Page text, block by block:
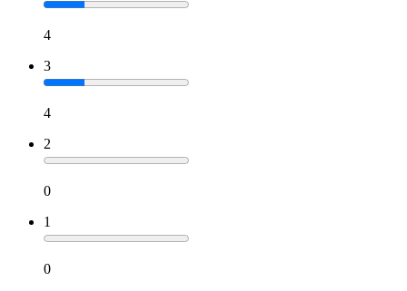
4
3
4
2
0
1
0